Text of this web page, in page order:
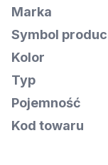
Marka
Symbol
Kolor
Typ
Pojemność
Kod towaru